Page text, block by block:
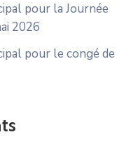
pour la Journée
2026
pour le congé de